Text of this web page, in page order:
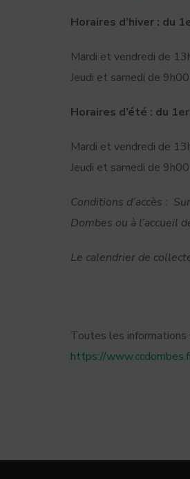
Horaires d’hiver : du
Mardi et vendredi de
Jeudi et samedi de
Horaires d’été : du
Mardi et vendredi de
Jeudi et samedi de
Conditions d’accès :
Dombes ou à l’accueil
Le calendrier de
Toutes les informations
https://